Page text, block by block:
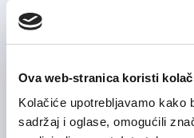
Ova web-stranica koristi
Kolačiće upotrebljavamo kako
sadržaj i oglase, omogućili
Administracija / uredski poslovi
Sarajevo
Voditelj slušnog